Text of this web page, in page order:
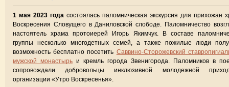
1 мая 2023 года состоялась паломническая экскурсия для прихожан
Воскресения Словущего в Даниловской слободе. Паломничество
настоятель храма протоиерей Игорь Якимчук. В составе
группы несколько многодетных семей, а также пожилые люди
возможность бесплатно посетить Саввино-Сторожевский
мужской монастырь и кремль города Звенигорода. Паломников в
сопровождали добровольцы инклюзивной молодежной
организации «Утро Воскресенья».